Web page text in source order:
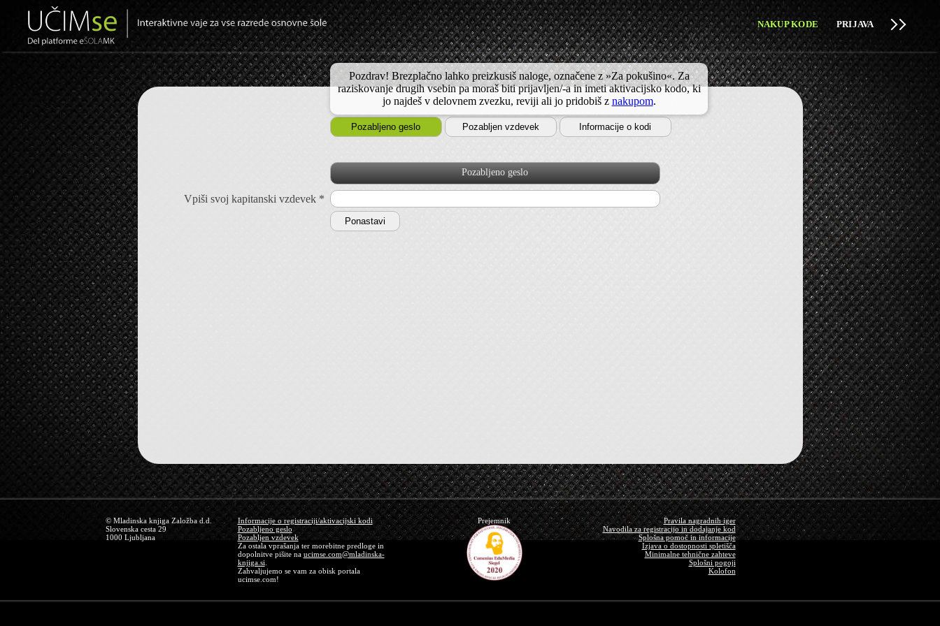
NAKUP KODE PRIJAVA
Pozdrav! Brezplačno lahko preizkusiš naloge, označene z »Za pokušino«. Za
raziskovanje drugih vsebin pa moraš biti prijavljen/-a in imeti aktivacijsko kodo, ki
jo najdeš v delovnem zvezku, reviji ali jo pridobiš z nakupom.
Pozabljeno geslo Pozabljen vzdevek Informacije o kodi
Pozabljeno geslo
Vpiši svoj kapitanski vzdevek *
© Mladinska knjiga Založba d.d.
Slovenska cesta 29
1000 Ljubljana
Informacije o registraciji/aktivacijski kodi
Pozabljeno geslo
Pozabljen vzdevek
Za ostala vprašanja ter morebitne predloge in
dopolnitve pišite na ucimse.com@mladinska-
knjiga.si
Zahvaljujemo se vam za obisk portala
ucimse.com!
Prejemnik
Pravila nagradnih iger
Navodila za registracijo in dodajanje kod
Splošna pomoč in informacije
Izjava o dostopnosti spletišča
Minimalne tehnične zahteve
Splošni pogoji
Kolofon